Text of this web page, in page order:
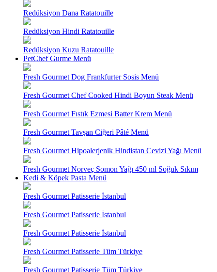
Redüksiyon Dana Ratatouille
Redüksiyon Hindi Ratatouille
Redüksiyon Kuzu Ratatouille
PetChef Gurme Menü
Fresh Gourmet Dog Frankfurter Sosis Menü
Fresh Gourmet Chef Cooked Hindi Boyun Steak Menü
Fresh Gourmet Fıstık Ezmesi Batter Krem Menü
Fresh Gourmet Tavşan Ciğeri Pâté Menü
Fresh Gourmet Hipoalerjenik Hindistan Cevizi Yağı Menü
Fresh Gourmet Norveç Somon Yağı 450 ml Soğuk Sıkım
Kedi & Köpek Pasta Menü
Fresh Gourmet Patisserie İstanbul
Fresh Gourmet Patisserie İstanbul
Fresh Gourmet Patisserie İstanbul
Fresh Gourmet Patisserie Tüm Türkiye
Fresh Gourmet Patisserie Tüm Türkiye